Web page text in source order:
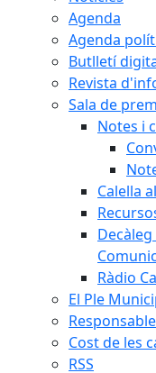
Agenda
Agenda
Butlletí
Revista
Sala de
Notes i
Calella
Ràdio
El Ple
Cost de les
RSS